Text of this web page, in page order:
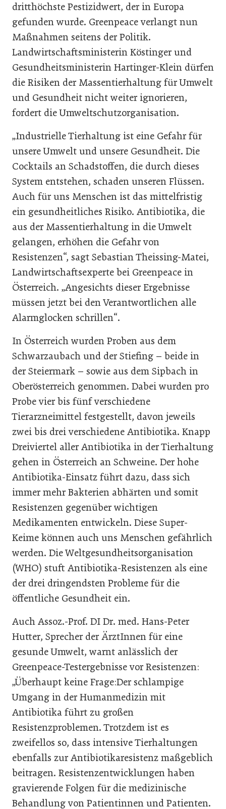
dritthöchste Pestizidwert, der in Europa
gefunden wurde. Greenpeace verlangt nun
Maßnahmen seitens der Politik.
Landwirtschaftsministerin Köstinger und
Gesundheitsministerin Hartinger-Klein dürfen
die Risiken der Massentierhaltung für Umwelt
und Gesundheit nicht weiter ignorieren,
fordert die Umweltschutzorganisation.
„Industrielle Tierhaltung ist eine Gefahr für
unsere Umwelt und unsere Gesundheit. Die
Cocktails an Schadstoffen, die durch dieses
System entstehen, schaden unseren Flüssen.
Auch für uns Menschen ist das mittelfristig
ein gesundheitliches Risiko. Antibiotika, die
aus der Massentierhaltung in die Umwelt
gelangen, erhöhen die Gefahr von
Resistenzen“, sagt Sebastian Theissing-Matei,
Landwirtschaftsexperte bei Greenpeace in
Österreich. „Angesichts dieser Ergebnisse
müssen jetzt bei den Verantwortlichen alle
Alarmglocken schrillen“.
In Österreich wurden Proben aus dem
Schwarzaubach und der Stiefing – beide in
der Steiermark – sowie aus dem Sipbach in
Oberösterreich genommen. Dabei wurden pro
Probe vier bis fünf verschiedene
Tierarzneimittel festgestellt, davon jeweils
zwei bis drei verschiedene Antibiotika. Knapp
Dreiviertel aller Antibiotika in der Tierhaltung
gehen in Österreich an Schweine. Der hohe
Antibiotika-Einsatz führt dazu, dass sich
immer mehr Bakterien abhärten und somit
Resistenzen gegenüber wichtigen
Medikamenten entwickeln. Diese Super-
Keime können auch uns Menschen gefährlich
werden. Die Weltgesundheitsorganisation
(WHO) stuft Antibiotika-Resistenzen als eine
der drei dringendsten Probleme für die
öffentliche Gesundheit ein.
Auch Assoz.-Prof. DI Dr. med. Hans-Peter
Hutter, Sprecher der ÄrztInnen für eine
gesunde Umwelt, warnt anlässlich der
Greenpeace-Testergebnisse vor Resistenzen:
„Überhaupt keine Frage:Der schlampige
Umgang in der Humanmedizin mit
Antibiotika führt zu großen
Resistenzproblemen. Trotzdem ist es
zweifellos so, dass intensive Tierhaltungen
ebenfalls zur Antibiotikaresistenz maßgeblich
beitragen. Resistenzentwicklungen haben
gravierende Folgen für die medizinische
Behandlung von Patientinnen und Patienten.